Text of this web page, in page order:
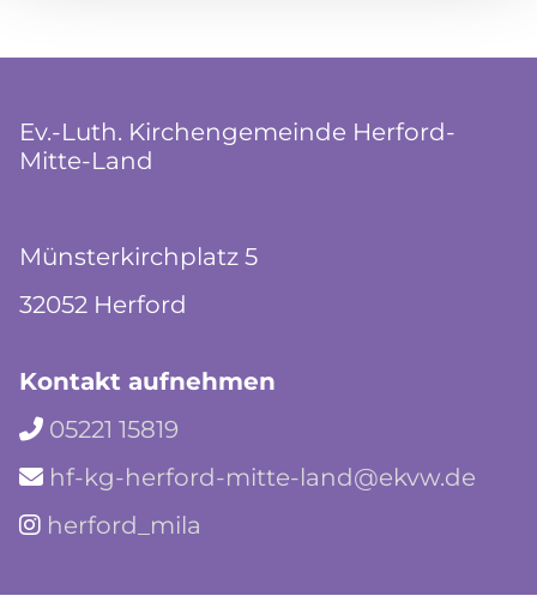
Ev.-Luth. Kirchengemeinde Herford-
Mitte-Land
Münsterkirchplatz 5
32052 Herford
Kontakt aufnehmen
 05221 15819
 hf-kg-herford-mitte-land@ekvw.de
 herford_mila